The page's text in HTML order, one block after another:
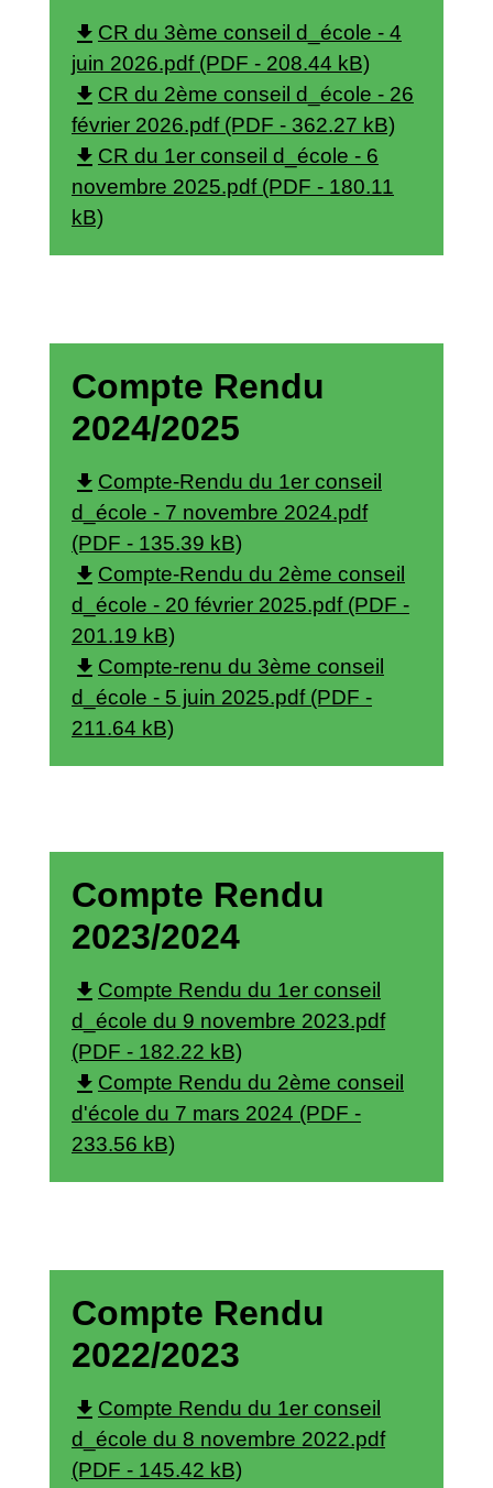
file_download CR du 3ème conseil d_école - 4
juin 2026.pdf (PDF - 208.44 kB)
file_download CR du 2ème conseil d_école - 26
février 2026.pdf (PDF - 362.27 kB)
file_download CR du 1er conseil d_école - 6
novembre 2025.pdf (PDF - 180.11
kB)
Compte Rendu
2024/2025
file_download Compte-Rendu du 1er conseil
d_école - 7 novembre 2024.pdf
(PDF - 135.39 kB)
file_download Compte-Rendu du 2ème conseil
d_école - 20 février 2025.pdf (PDF -
201.19 kB)
file_download Compte-renu du 3ème conseil
d_école - 5 juin 2025.pdf (PDF -
211.64 kB)
Compte Rendu
2023/2024
file_download Compte Rendu du 1er conseil
d_école du 9 novembre 2023.pdf
(PDF - 182.22 kB)
file_download Compte Rendu du 2ème conseil
d'école du 7 mars 2024 (PDF -
233.56 kB)
Compte Rendu
2022/2023
file_download Compte Rendu du 1er conseil
d_école du 8 novembre 2022.pdf
(PDF - 145.42 kB)